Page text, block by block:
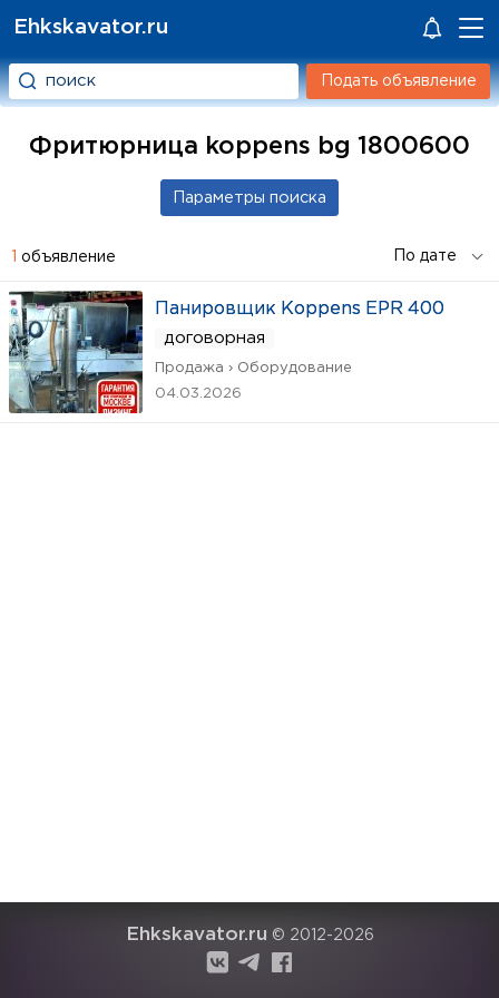
Ehkskavator.ru
Подать объявление
Фритюрница koppens bg 1800600
1 объявление
Панировщик Koppens EPR 400
договорная
Продажа › Оборудование
04.03.2026
Ehkskavator.ru © 2012-2026